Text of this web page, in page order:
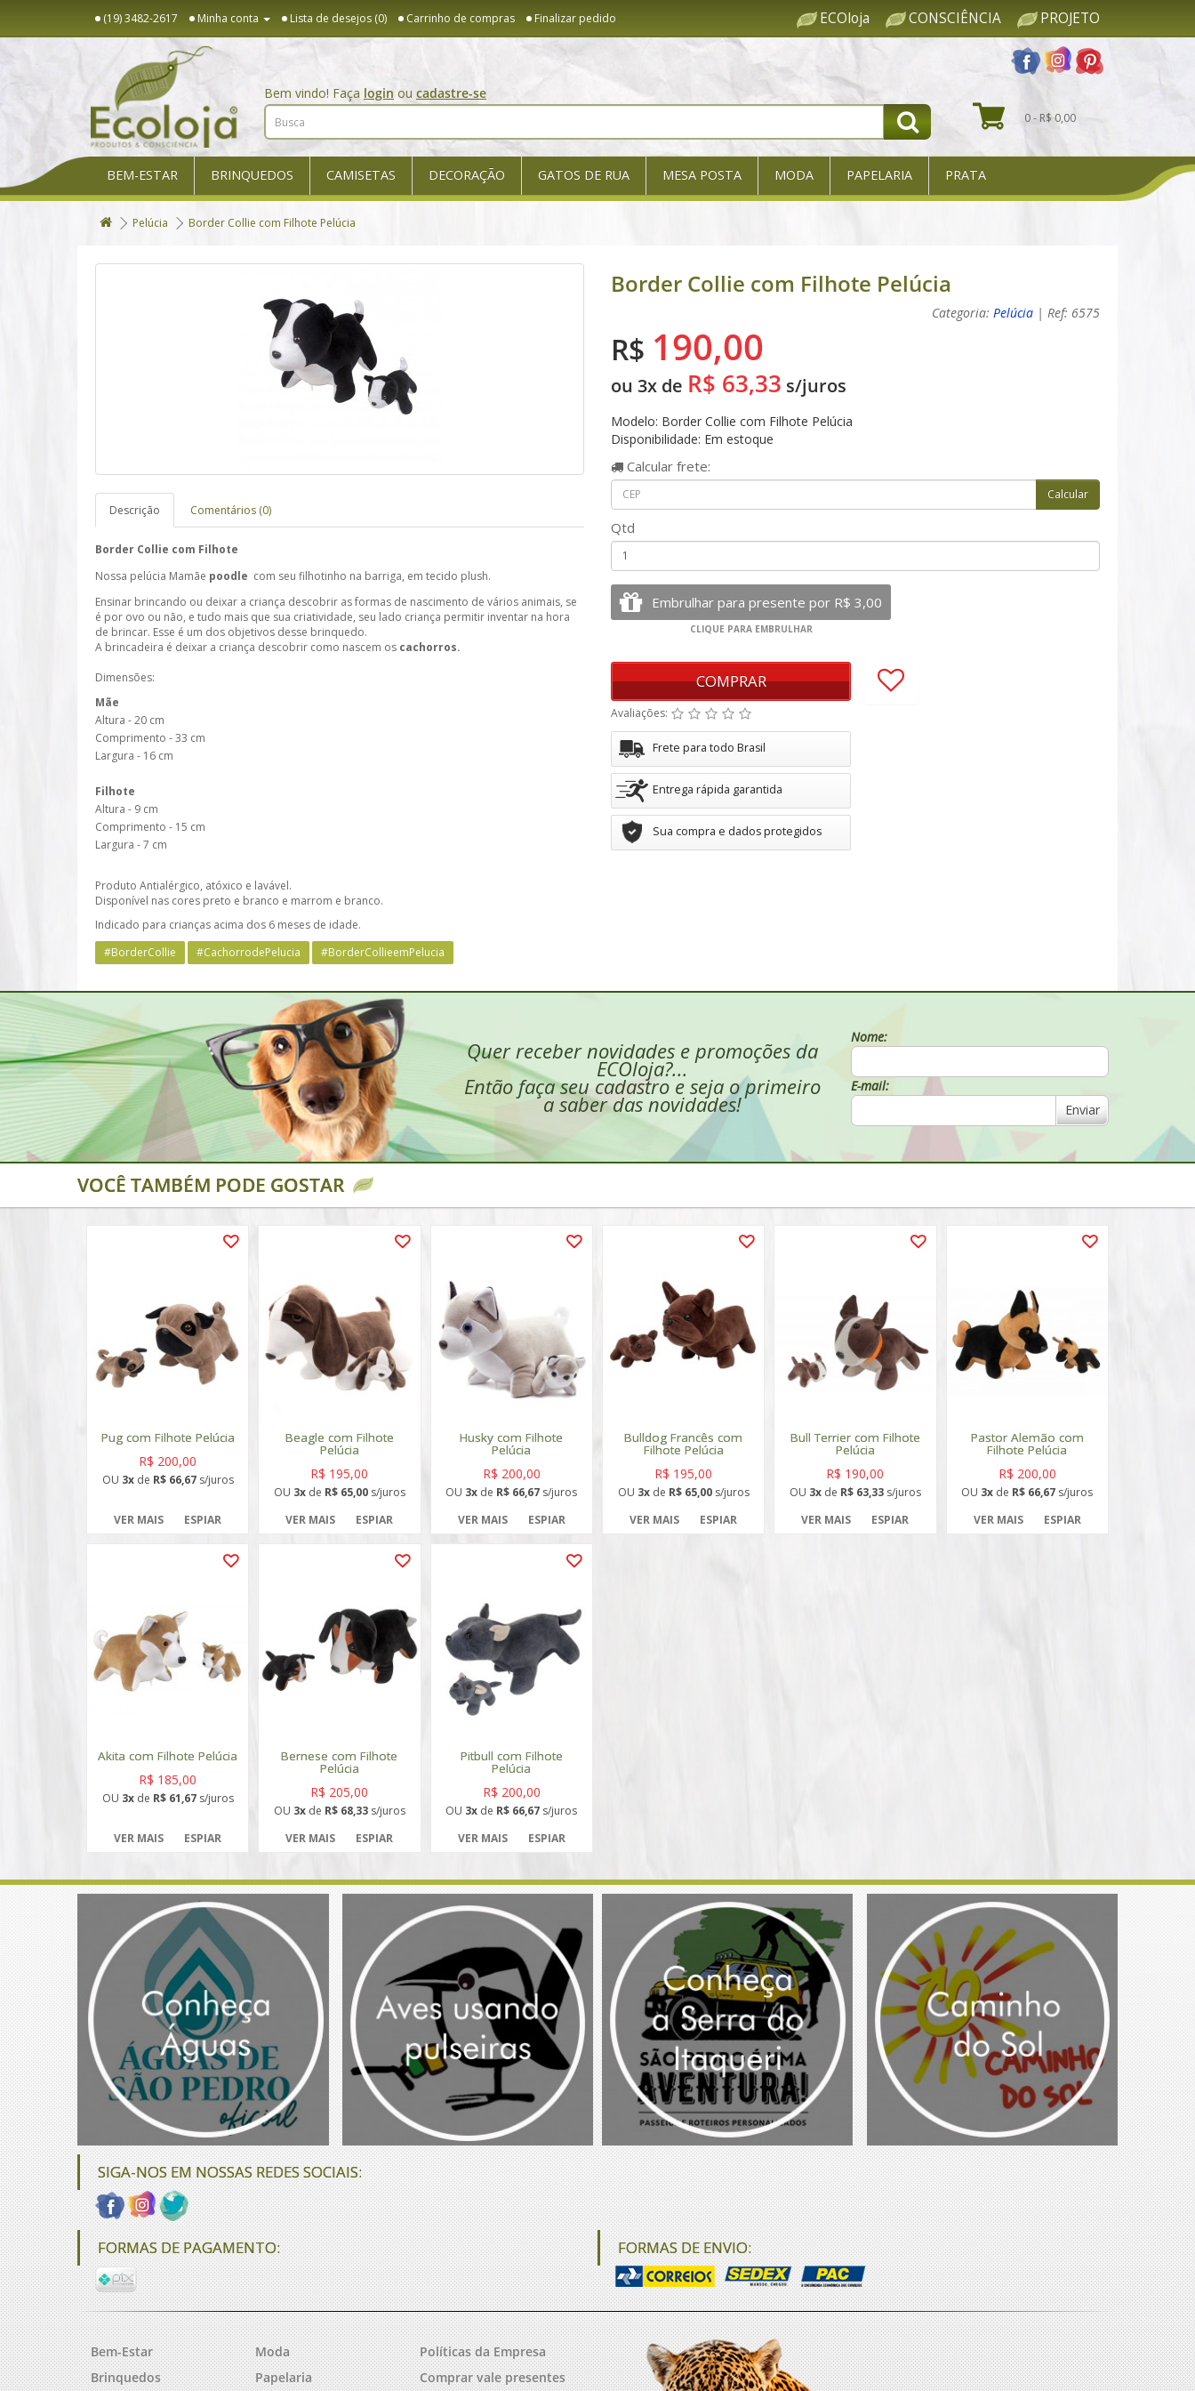
(19) 3482-2617 Minha conta Lista de desejos (0) Carrinho de compras Finalizar pedido ECOloja CONSCIÊNCIA PROJETO
Bem vindo! Faça login ou cadastre-se
0 - R$ 0,00
BEM-ESTAR BRINQUEDOS CAMISETAS DECORAÇÃO GATOS DE RUA MESA POSTA MODA PAPELARIA PRATA
Pelúcia Border Collie com Filhote Pelúcia
Descrição Comentários (0)
Border Collie com Filhote
Nossa pelúcia Mamãe poodle com seu filhotinho na barriga, em tecido plush.
Ensinar brincando ou deixar a criança descobrir as formas de nascimento de vários animais, se
é por ovo ou não, e tudo mais que sua criatividade, seu lado criança permitir inventar na hora
de brincar. Esse é um dos objetivos desse brinquedo.
A brincadeira é deixar a criança descobrir como nascem os cachorros.
Dimensões:
Mãe
Altura - 20 cm
Comprimento - 33 cm
Largura - 16 cm
Filhote
Altura - 9 cm
Comprimento - 15 cm
Largura - 7 cm
Produto Antialérgico, atóxico e lavável.
Disponível nas cores preto e branco e marrom e branco.
Indicado para crianças acima dos 6 meses de idade.
Border Collie com Filhote Pelúcia
Categoria: Pelúcia | Ref: 6575
R$ 190,00
ou 3x de R$ 63,33 s/juros
Modelo: Border Collie com Filhote Pelúcia
Disponibilidade: Em estoque
Calcular frete:
Qtd
COMPRAR
Avaliações:
Frete para todo Brasil
Entrega rápida garantida
Sua compra e dados protegidos
#BorderCollie #CachorrodePelucia #BorderCollieemPelucia
Quer receber novidades e promoções da
ECOloja?...
Então faça seu cadastro e seja o primeiro
a saber das novidades!
Nome:
E-mail:
Enviar
VOCÊ TAMBÉM PODE GOSTAR
Pug com Filhote Pelúcia
R$ 200,00
OU 3xde R$ 66,67s/juros
VER MAIS ESPIAR
Beagle com Filhote
Pelúcia
R$ 195,00
OU 3xde R$ 65,00s/juros
VER MAIS
ESPIAR
Husky com Filhote
Pelúcia
R$ 200,00
OU 3x de R$ 66,67 s/juros
VER MAIS
ESPIAR
Bulldog Francês com
Filhote Pelúcia
R$ 195,00
OU 3xde R$ 65,00s/juros
VER MAIS
ESPIAR
Bull Terrier com Filhote
Pelúcia
R$ 190,00
OU 3xde R$ 63,33s/juros
VER MAIS
ESPIAR
Pastor Alemão com
Filhote Pelúcia
R$ 200,00
OU 3x de R$ 66,67 s/juros
VER MAIS
ESPIAR
Akita com Filhote Pelúcia
R$ 185,00
OU 3xde R$ 61,67s/juros
VER MAIS ESPIAR
Bernese com Filhote
Pelúcia
R$ 205,00
OU 3xde R$ 68,33s/juros
VER MAIS
ESPIAR
Pitbull com Filhote
Pelúcia
R$ 200,00
OU 3x de R$ 66,67 s/juros
VER MAIS
ESPIAR
SIGA-NOS EM NOSSAS REDES SOCIAIS:
FORMAS DE PAGAMENTO: FORMAS DE ENVIO:
Bem-Estar
Brinquedos
Moda
Papelaria
Políticas da Empresa
Comprar vale presentes